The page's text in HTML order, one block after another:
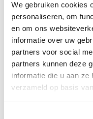
We gebruiken cookies
personaliseren, om
en om ons
informatie over uw
partners voor social
partners kunnen deze
informatie die u aan
verzameld op basis
stilgeboren dochter. We
professionele hulp,